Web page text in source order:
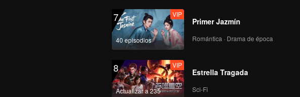
7
40 episodios
VIP
Primer Jazmín
Romántica · Drama de época
8
Actualizar a 235
VIP
Estrella Tragada
Sci-Fi